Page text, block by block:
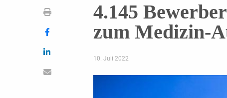
4.145
zum Medizin-
10. Juli 2022